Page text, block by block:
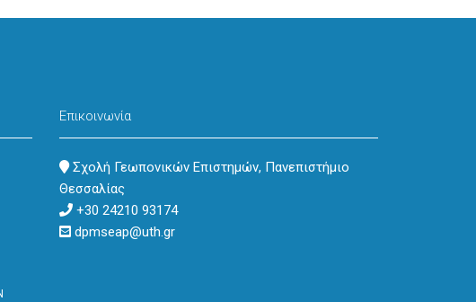
Επικοινωνία
address
Σχολή Γεωπονικών Επιστημών, Πανεπιστήμιο
Θεσσαλίας
phone
+30 24210 93174
dpmseap@uth.gr